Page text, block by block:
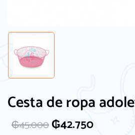
Cesta de ropa
₲45.000₲42.750
vez que comente.